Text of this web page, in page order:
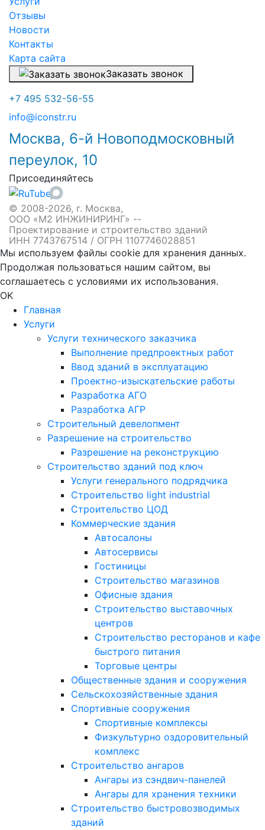
Отзывы
Новости
Контакты
Карта сайта
Заказать звонок
+7 495 532-56-55
info@iconstr.ru
Москва, 6-й Новоподмосковный
переулок, 10
Присоединяйтесь
© 2008-2026, г. Москва,
ООО «М2 ИНЖИНИРИНГ» --
Проектирование и строительство зданий
ИНН 7743767514 / ОГРН 1107746028851
Мы используем файлы cookie для хранения данных.
Продолжая пользоваться нашим сайтом, вы
соглашаетесь с условиями их использования.
OK
Главная
Услуги
Услуги технического заказчика
Выполнение предпроектных работ
Ввод зданий в эксплуатацию
Проектно-изыскательские работы
Разработка АГО
Разработка АГР
Строительный девелопмент
Разрешение на строительство
Разрешение на реконструкцию
Строительство зданий под ключ
Услуги генерального подрядчика
Строительство light industrial
Строительство ЦОД
Коммерческие здания
Автосалоны
Автосервисы
Гостиницы
Строительство магазинов
Офисные здания
Строительство выставочных
центров
Строительство ресторанов и кафе
быстрого питания
Торговые центры
Общественные здания и сооружения
Сельскохозяйственные здания
Спортивные сооружения
Спортивные комплексы
Физкультурно оздоровительный
комплекс
Строительство ангаров
Ангары из сэндвич-панелей
Ангары для хранения техники
Строительство быстровозводимых
зданий